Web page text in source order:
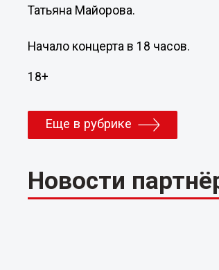
Татьяна Майорова.
Начало концерта в 18 часов.
18+
Еще в рубрике
Новости